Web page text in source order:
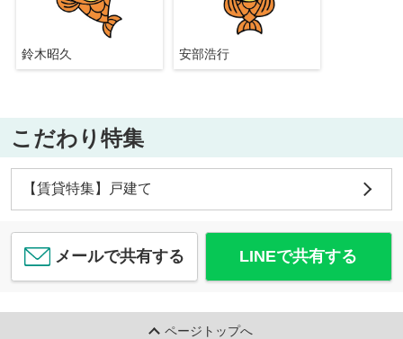
鈴木昭久 安部浩行
こだわり特集
【賃貸特集】戸建て
メールで共有する LINEで共有する
ページトップへ